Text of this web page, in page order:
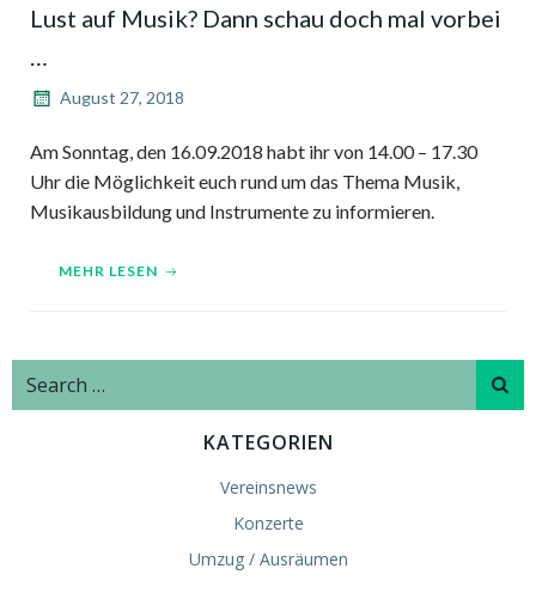
Lust auf Musik? Dann schau doch mal vorbei
…
August 27, 2018
Am Sonntag, den 16.09.2018 habt ihr von 14.00 – 17.30
Uhr die Möglichkeit euch rund um das Thema Musik,
Musikausbildung und Instrumente zu informieren.
MEHR LESEN
Search
KATEGORIEN
Vereinsnews
Konzerte
Umzug / Ausräumen